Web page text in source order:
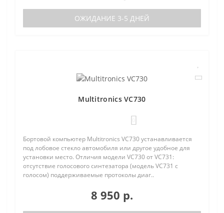
ОЖИДАНИЕ 3-5 ДНЕЙ
Multitronics VC730
Бортовой компьютер Multitronics VC730 устанавливается
под лобовое стекло автомобиля или другое удобное для
установки место. Отличия модели VC730 от VC731:
отсутствие голосового синтезатора (модель VC731 с
голосом) поддерживаемые протоколы диаг..
8 950 р.